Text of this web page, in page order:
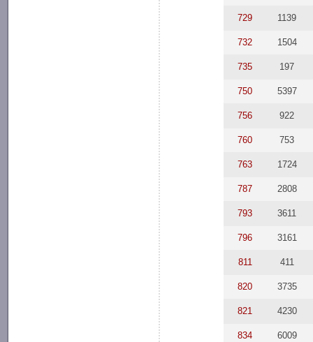
729 1139
732 1504
735 197
750 5397
756 922
760 753
763 1724
787 2808
793 3611
796 3161
811 411
820 3735
821 4230
834 6009